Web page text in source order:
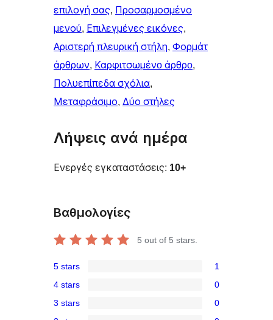
επιλογή σας, Προσαρμοσμένο
μενού, Επιλεγμένες εικόνες
Αριστερή πλευρική στήλη, Φορμάτ
άρθρων, Καρφιτσωμένo άρθρo
Πολυεπίπεδα σχόλια
Μεταφράσιμο, Δύο στήλες
Λήψεις ανά ημέρα
Ενεργές εγκαταστάσεις: 10+
Βαθμολογίες
5 out of 5 stars.
5-
star
5 stars 1
4-
4 stars 0
3 stars 0